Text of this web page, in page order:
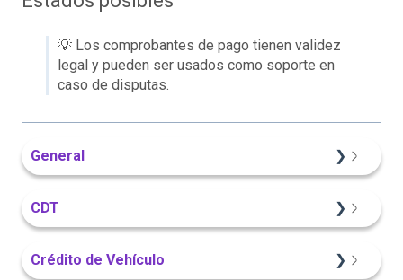
💡 Los comprobantes de pago tienen validez
legal y pueden ser usados como soporte en
caso de disputas.
General
CDT
Crédito de Vehículo